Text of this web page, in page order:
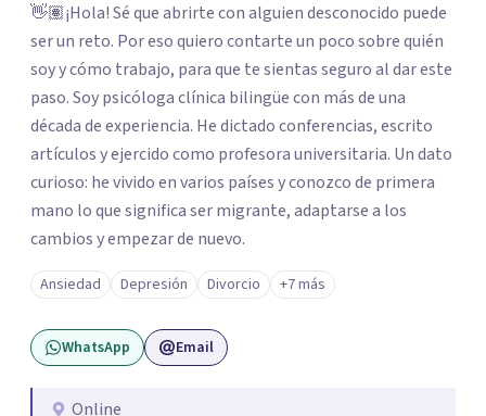
👋🏽¡Hola! Sé que abrirte con alguien desconocido puede
ser un reto. Por eso quiero contarte un poco sobre quién
soy y cómo trabajo, para que te sientas seguro al dar este
paso. Soy psicóloga clínica bilingüe con más de una
década de experiencia. He dictado conferencias, escrito
artículos y ejercido como profesora universitaria. Un dato
curioso: he vivido en varios países y conozco de primera
mano lo que significa ser migrante, adaptarse a los
cambios y empezar de nuevo.
Ansiedad Depresión Divorcio +7 más
WhatsApp Email
Online